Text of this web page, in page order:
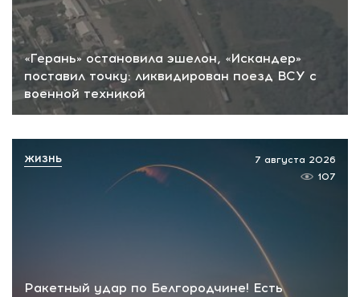
«Герань» остановила эшелон, «Искандер»
поставил точку: ликвидирован поезд ВСУ с
военной техникой
Ракетный удар по Белгородчине! Есть
7 августа 2026
107
ЖИЗНЬ